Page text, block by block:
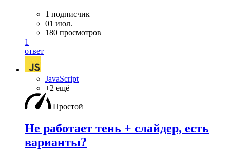
1 подписчик
01 июл.
180 просмотров
1
ответ
JavaScript
+2 ещё
Простой
Не работает тень + слайдер, есть
варианты?